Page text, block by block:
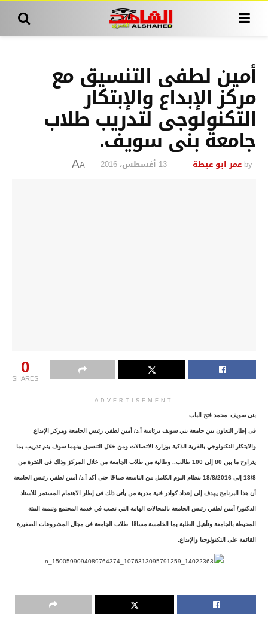
أمين لطفى التنسيق مع
مركز الإبداع والإبتكار
التكنولوجى لتدريب طلاب
جامعة بنى سويف.
by عمر ابو عيطة 13 أغسطس، 2016 A
A
0
SHARES
ADVERTISEMENT
بنى سويف. محمد فتح الباب
فى إطار التعاون بين جامعة بني سويف برئاسة أ.د/ أمين لطفي رئيس الجامعة ومركز الإبداع
والابتكار التكنولوجي بالقرية الذكية بوزارة الاتصالات ومن خلال التنسيق بينهما سوف يتم تدريب بما
يتراوح ما بين 80 إلى 100 طالب.. وطالبة من طلاب الجامعة من خلال المركز وذلك في الفترة من
13/8 إلى 18/8/2016 بنظام اليوم الكامل من التاسعة صباحًا حتى أكد أ.د/ أمين لطفي رئيس الجامعة
أن هذا البرنامج يهدف إلى إعداد كوادر فنية مدربة من يأتي ذلك في إطار الاهتمام المستمر للأستاذ
الدكتور/ أمين لطفي رئيس الجامعة بالمجالات الهامة التي تصب في خدمة المجتمع وتنمية البيئة
المحيطة بالجامعة وتأهيل الطلبة بما الخامسة مساءًا. طلاب الجامعة في مجال المشروعات الصغيرة
القائمة على التكنولوجيا والإبداع.